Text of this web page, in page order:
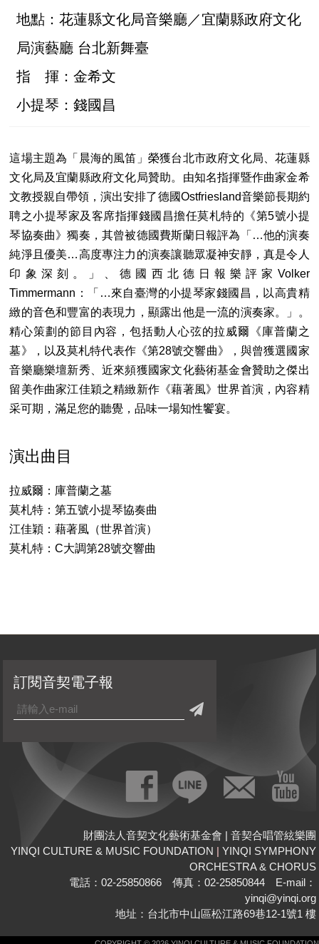
地點：花蓮縣文化局音樂廳／宜蘭縣政府文化
局演藝廳 台北新舞臺
指 揮：金希文
小提琴：錢國昌
這場主題為「晨海的風笛」榮獲台北市政府文化局、花蓮縣
文化局及宜蘭縣政府文化局贊助。由知名指揮暨作曲家金希
文教授親自帶領，演出安排了德國Ostfriesland音樂節長期約
聘之小提琴家及客席指揮錢國昌擔任莫札特的《第5號小提
琴協奏曲》獨奏，其曾被德國費斯蘭日報評為「…他的演奏
純淨且優美…高度專注力的演奏讓聽眾凝神安靜，真是令人
印象深刻。」、德國西北德日報樂評家Volker
Timmermann：「…來自臺灣的小提琴家錢國昌，以高貴精
緻的音色和豐富的表現力，顯露出他是一流的演奏家。」。
精心策劃的節目內容，包括動人心弦的拉威爾《庫普蘭之
墓》，以及莫札特代表作《第28號交響曲》，與曾獲選國家
音樂廳樂壇新秀、近來頻獲國家文化藝術基金會贊助之傑出
留美作曲家江佳穎之精緻新作《藉著風》世界首演，內容精
采可期，滿足您的聽覺，品味一場知性饗宴。
演出曲目
拉威爾：庫普蘭之墓
莫札特：第五號小提琴協奏曲
江佳穎：藉著風（世界首演）
莫札特：C大調第28號交響曲
財團法人音契文化藝術基金會 | 音契合唱管絃樂團
YINQI CULTURE & MUSIC FOUNDATION | YINQI SYMPHONY
ORCHESTRA & CHORUS
電話：02-25850866 傳真：02-25850844 E-mail：
yinqi@yinqi.org
地址：台北市中山區松江路69巷12-1號1 樓
訂閱音契電子報